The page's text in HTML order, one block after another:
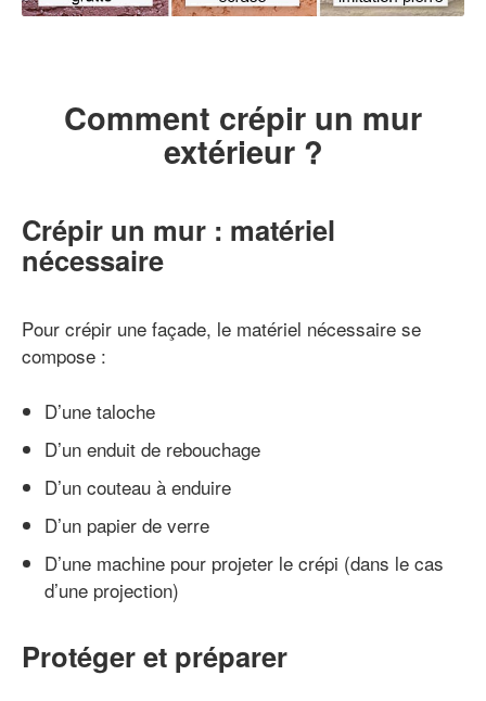
Comment crépir un mur
extérieur ?
Crépir un mur : matériel
nécessaire
Pour crépir une façade, le matériel nécessaire se
compose :
D’une taloche
D’un enduit de rebouchage
D’un couteau à enduire
D’un papier de verre
D’une machine pour projeter le crépi (dans le cas
d’une projection)
Protéger et préparer